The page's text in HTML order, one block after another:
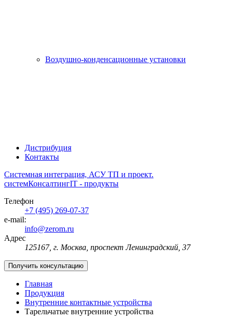
Воздушно-конденсационные установки
Дистрибуция
Контакты
Системная интеграция, АСУ ТП и проект.
системКонсалтингIT - продукты
Телефон
+7 (495) 269-07-37
e-mail:
info@zerom.ru
Адрес
125167, г. Москва, проспект Ленинградский, 37
Получить консультацию
Главная
Продукция
Внутренние контактные устройства
Тарельчатые внутренние устройства